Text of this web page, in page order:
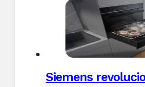
Siemens